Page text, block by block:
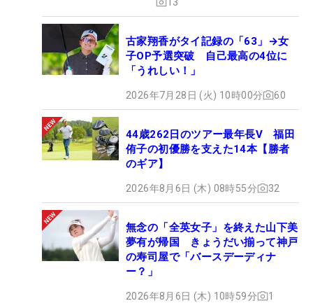
古家翔香がタイ記録の「63」→女
子OP予選突破 自己最高の4位に
「うれしい！」
2026年7月28日 (火) 10時00分 60
44歳262日のツアー最年長V 福田
侑子の初優勝を支えた14本【勝者
のギア】
2026年8月6日 (木) 08時55分 32
無念の「全英女子」を終えた山下美
夢有が帰国 きょうだい揃って神戸
の寿司屋で「バースデーディナ
ー？」
2026年8月6日 (木) 10時59分 1